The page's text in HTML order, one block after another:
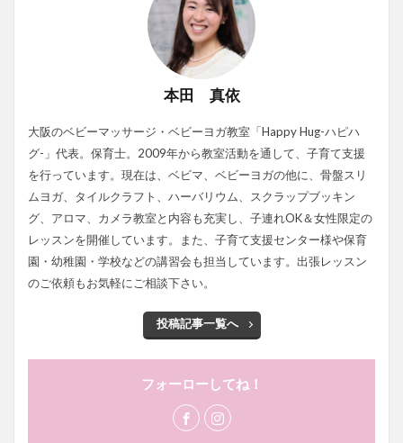
本田 真依
大阪のベビーマッサージ・ベビーヨガ教室「Happy Hug-ハピハ
グ-」代表。保育士。2009年から教室活動を通して、子育て支援
を行っています。現在は、ベビマ、ベビーヨガの他に、骨盤スリ
ムヨガ、タイルクラフト、ハーバリウム、スクラップブッキン
グ、アロマ、カメラ教室と内容も充実し、子連れOK＆女性限定の
レッスンを開催しています。また、子育て支援センター様や保育
園・幼稚園・学校などの講習会も担当しています。出張レッスン
のご依頼もお気軽にご相談下さい。
投稿記事一覧へ
フォーローしてね！